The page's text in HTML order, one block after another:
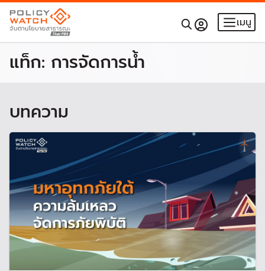
เมนู
แท็ก: การจัดการน้ำ
บทความ